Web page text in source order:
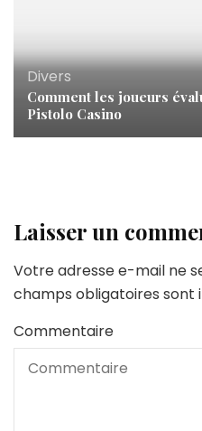
Divers
Comment les joueurs
Pistolo Casino
Laisser un
Votre adresse e-mail ne
champs obligatoires sont
Commentaire